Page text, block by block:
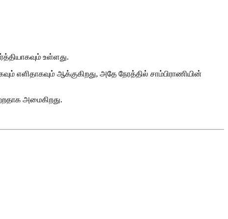
உள்ளது.
ஆக்குகிறது, அதே நேரத்தில் சாம்பிராணியின்
அமைகிறது.